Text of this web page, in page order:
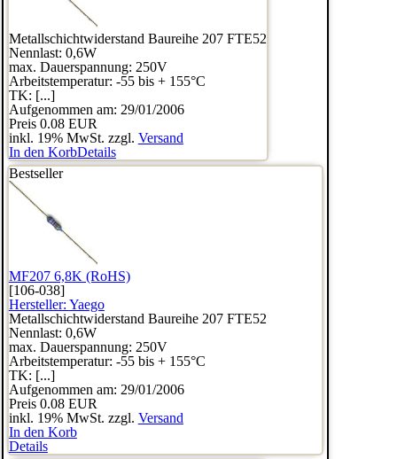
Metallschichtwiderstand Baureihe 207 FTE52
Nennlast: 0,6W
max. Dauerspannung: 250V
Arbeitstemperatur: -55 bis + 155°C
TK: [...]
Aufgenommen am: 29/01/2006
Preis 0.08 EUR
inkl. 19% MwSt. zzgl. Versand
In den KorbDetails
Bestseller
MF207 6,8K (RoHS)
[106-038]
Hersteller: Yaego
Metallschichtwiderstand Baureihe 207 FTE52
Nennlast: 0,6W
max. Dauerspannung: 250V
Arbeitstemperatur: -55 bis + 155°C
TK: [...]
Aufgenommen am: 29/01/2006
Preis 0.08 EUR
inkl. 19% MwSt. zzgl. Versand
In den Korb
Details